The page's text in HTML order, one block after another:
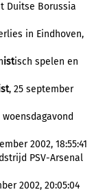
Duitse Borussia
in Eindhoven,
istisch spelen en
, 25 september
2002, 18:55:41
PSV-Arsenal
2002, 20:05:04